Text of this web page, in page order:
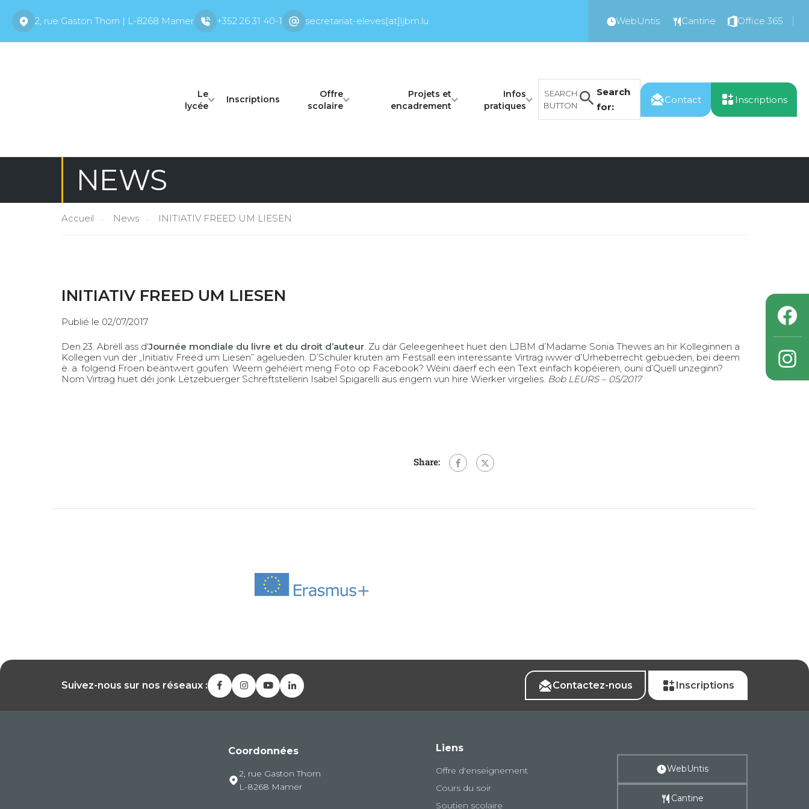
2, rue Gaston Thorn | L-8268 Mamer +352 26 31 40-1 secretariat-eleves[at]ljbm.lu WebUntis Cantine Office 365
Le
lycée
Inscriptions
Offre
scolaire
Projets et
encadrement
Infos
pratiques
Search
for:
SEARCH
BUTTON
Contact Inscriptions
NEWS
Accueil News INITIATIV FREED UM LIESEN
INITIATIV FREED UM LIESEN
Publié le 02/07/2017
Den 23. Abrëll ass d‘Journée mondiale du livre et du droit d’auteur. Zu där Geleegenheet huet den LJBM d’Madame Sonia Thewes an hir Kolleginnen a
Kollegen vun der „Initiativ Freed um Liesen” agelueden. D’Schüler kruten am Festsall een interessante Virtrag iwwer d’Urheberrecht gebueden, bei deem
ë. a. folgend Froen beäntwert goufen: Weem gehéiert meng Foto op Facebook? Wéini däerf ech een Text einfach kopéieren, ouni d’Quell unzeginn?
Nom Virtrag huet déi jonk Lëtzebuerger Schrëftstellerin Isabel Spigarelli aus engem vun hire Wierker virgelies. Bob LEURS – 05/2017
Share:
Suivez-nous sur nos réseaux : Contactez-nous Inscriptions
Coordonnées
2, rue Gaston Thorn
L-8268 Mamer
Liens
Offre d'enseignement
Cours du soir
Soutien scolaire
WebUntis
Cantine